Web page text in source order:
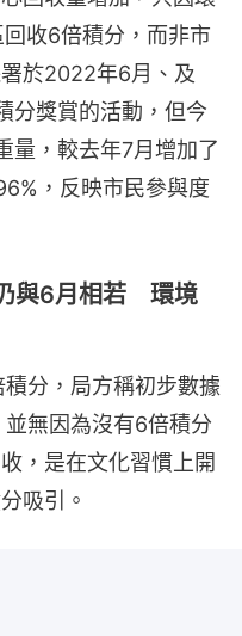
收6倍積分，而非市
於2022年6月、及
分獎賞的活動，但今
量，較去年7月增加了
，反映市民參與度
與6月相若 環境
分，局方稱初步數據
無因為沒有6倍積分
，是在文化習慣上開
吸引。